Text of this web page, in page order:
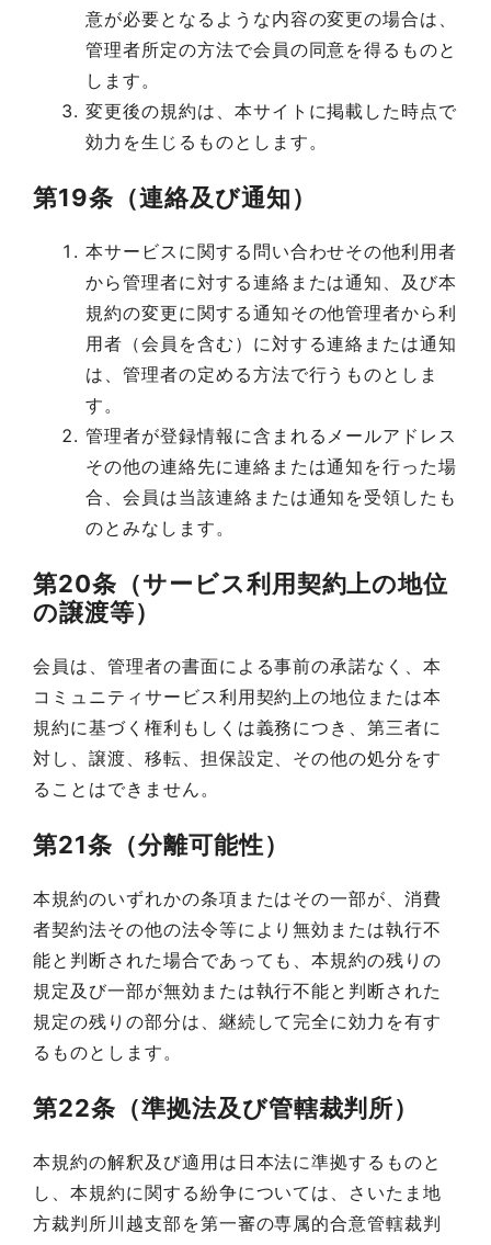
意が必要となるような内容の変更の場合は、
管理者所定の方法で会員の同意を得るものと
します。
変更後の規約は、本サイトに掲載した時点で
効力を生じるものとします。
第19条（連絡及び通知）
本サービスに関する問い合わせその他利用者
から管理者に対する連絡または通知、及び本
規約の変更に関する通知その他管理者から利
用者（会員を含む）に対する連絡または通知
は、管理者の定める方法で行うものとしま
す。
管理者が登録情報に含まれるメールアドレス
その他の連絡先に連絡または通知を行った場
合、会員は当該連絡または通知を受領したも
のとみなします。
第20条（サービス利用契約上の地位
の譲渡等）
会員は、管理者の書面による事前の承諾なく、本
コミュニティサービス利用契約上の地位または本
規約に基づく権利もしくは義務につき、第三者に
対し、譲渡、移転、担保設定、その他の処分をす
ることはできません。
第21条（分離可能性）
本規約のいずれかの条項またはその一部が、消費
者契約法その他の法令等により無効または執行不
能と判断された場合であっても、本規約の残りの
規定及び一部が無効または執行不能と判断された
規定の残りの部分は、継続して完全に効力を有す
るものとします。
第22条（準拠法及び管轄裁判所）
本規約の解釈及び適用は日本法に準拠するものと
し、本規約に関する紛争については、さいたま地
方裁判所川越支部を第一審の専属的合意管轄裁判